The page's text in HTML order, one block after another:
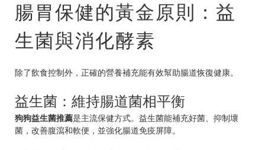
腸胃保健的黃金原則：益
生菌與消化酵素
除了飲食控制外，正確的營養補充能有效幫助腸道恢復健康。
益生菌：維持腸道菌相平衡
狗狗益生菌推薦是主流保健方式。益生菌能補充好菌、抑制壞
菌，改善腹瀉和軟便，並強化腸道免疫屏障。